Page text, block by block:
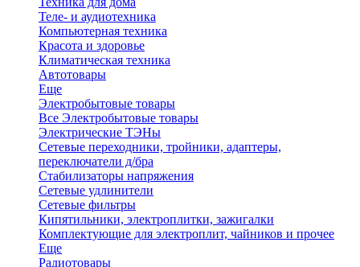
Теле- и аудиотехника
Компьютерная техника
Красота и здоровье
Климатическая техника
Автотовары
Еще
Электробытовые товары
Все Электробытовые товары
Электрические ТЭНы
Сетевые переходники, тройники, адаптеры,
переключатели д/бра
Стабилизаторы напряжения
Сетевые удлинители
Сетевые фильтры
Кипятильники, электроплитки, зажигалки
Комплектующие для электроплит, чайников и прочее
Еще
Радиотовары